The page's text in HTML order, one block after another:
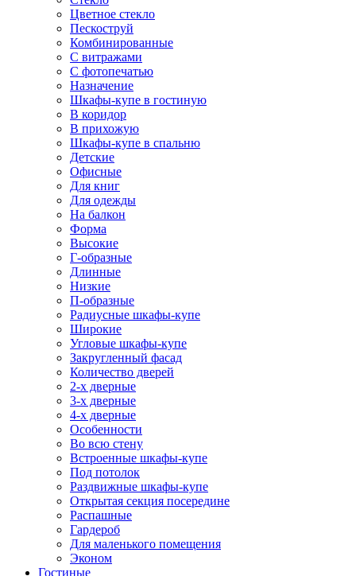
Цветное стекло
Пескоструй
Комбинированные
С витражами
С фотопечатью
Назначение
Шкафы-купе в гостиную
В коридор
В прихожую
Шкафы-купе в спальню
Детские
Офисные
Для книг
Для одежды
На балкон
Форма
Высокие
Г-образные
Длинные
Низкие
П-образные
Радиусные шкафы-купе
Широкие
Угловые шкафы-купе
Закругленный фасад
Количество дверей
2-х дверные
3-х дверные
4-х дверные
Особенности
Во всю стену
Встроенные шкафы-купе
Под потолок
Раздвижные шкафы-купе
Открытая секция посередине
Распашные
Гардероб
Для маленького помещения
Эконом
Гостиные